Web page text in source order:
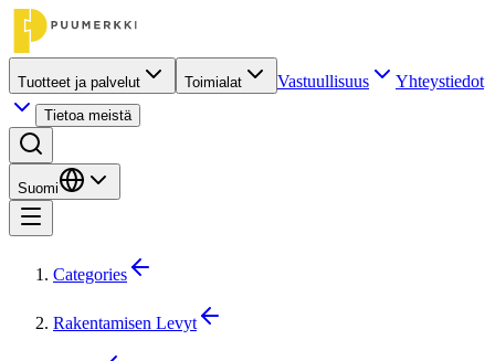
Tuotteet ja palvelut Toimialat Vastuullisuus Yhteystiedot
Tietoa meistä
Suomi
Categories
Rakentamisen Levyt